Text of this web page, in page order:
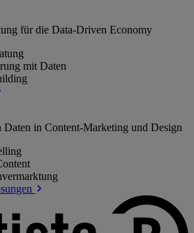
für die Data-Driven Economy
mit Daten
Daten in Content-Marketing und Design